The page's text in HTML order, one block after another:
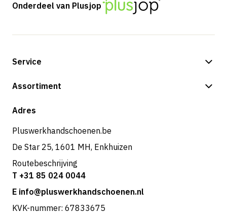
Onderdeel van Plusjop
Service
Betalingsmogelijkheden
Retouren & service
Assortiment
Shop
Adres
Pluswerkhandschoenen.be
De Star 25, 1601 MH, Enkhuizen
Routebeschrijving
T +31 85 024 0044
E info@pluswerkhandschoenen.nl
KVK-nummer: 67833675